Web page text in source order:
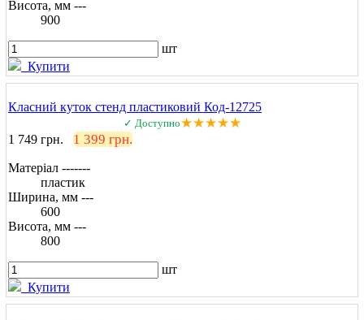
Висота, мм ---
900
шт
Купити
Класний куток стенд пластиковий Код-12725
✓ Доступно★★★★★
1 749 грн. 1 399 грн.
Матеріал -------
пластик
Ширина, мм ---
600
Висота, мм ---
800
шт
Купити